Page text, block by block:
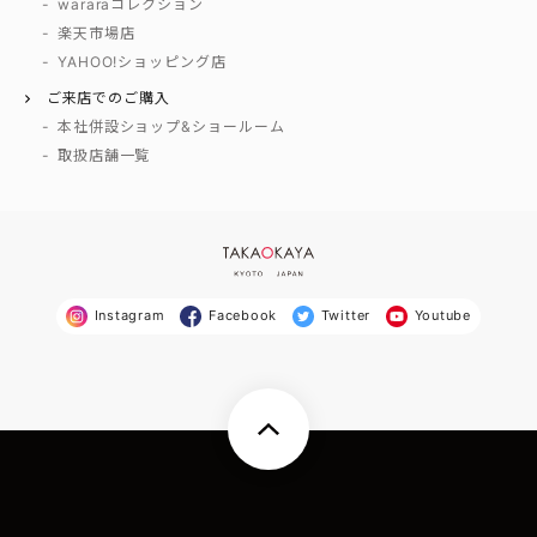
wararaコレクション
楽天市場店
YAHOO!ショッピング店
ご来店でのご購入
本社併設ショップ&ショールーム
取扱店舗一覧
Instagram Facebook Twitter Youtube